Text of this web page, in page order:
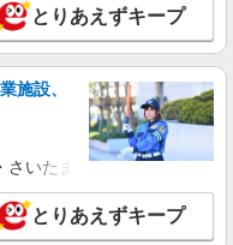
プの携帯販売スタッフ
260,200円 固定残業代:
15時間相当） ＊＿ 試用期
円以上 ※経験・能力による
円 〜 260200 円
臼井店 千葉県 佐倉市 王子
詳細を見る
とりあえずキープ
施設、
いたま市岩槻区・久喜市・
とりあえずキープ